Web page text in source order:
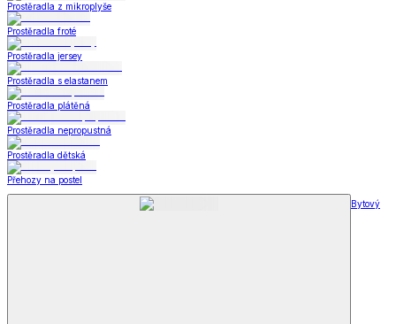
Prostěradla z mikroplyše
Prostěradla froté
Prostěradla jersey
Prostěradla s elastanem
Prostěradla plátěná
Prostěradla nepropustná
Prostěradla dětská
Přehozy na postel
Bytový